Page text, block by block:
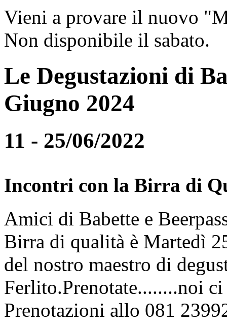
Vieni a provare il nuovo
Non disponibile il sabato.
Le Degustazioni di
Giugno 2024
11 - 25/06/2022
Incontri con la Birra di
Amici di Babette e
Birra di qualità è Martedì
del nostro maestro di
Ferlito.Prenotate........noi
Prenotazioni allo 081